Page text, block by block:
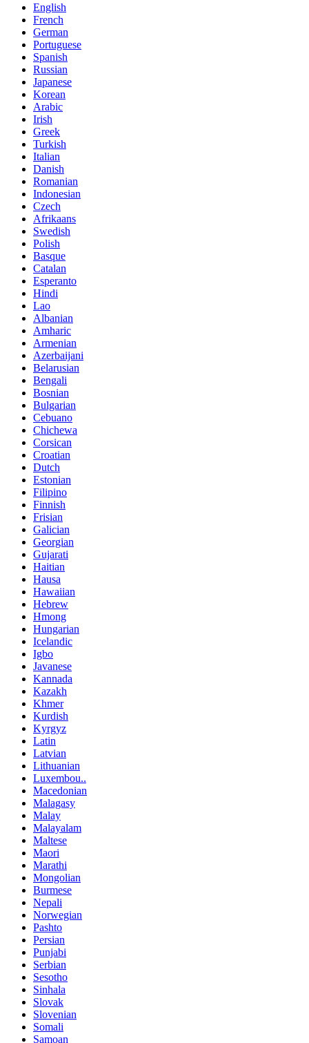
English
French
German
Portuguese
Spanish
Russian
Japanese
Korean
Arabic
Irish
Greek
Turkish
Italian
Danish
Romanian
Indonesian
Czech
Afrikaans
Swedish
Polish
Basque
Catalan
Esperanto
Hindi
Lao
Albanian
Amharic
Armenian
Azerbaijani
Belarusian
Bengali
Bosnian
Bulgarian
Cebuano
Chichewa
Corsican
Croatian
Dutch
Estonian
Filipino
Finnish
Frisian
Galician
Georgian
Gujarati
Haitian
Hausa
Hawaiian
Hebrew
Hmong
Hungarian
Icelandic
Igbo
Javanese
Kannada
Kazakh
Khmer
Kurdish
Kyrgyz
Latin
Latvian
Lithuanian
Luxembou..
Macedonian
Malagasy
Malay
Malayalam
Maltese
Maori
Marathi
Mongolian
Burmese
Nepali
Norwegian
Pashto
Persian
Punjabi
Serbian
Sesotho
Sinhala
Slovak
Slovenian
Somali
Samoan